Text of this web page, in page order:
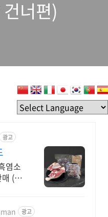
너편)
광고
염소
(창
광고